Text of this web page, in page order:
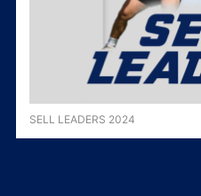
SELL LEADERS 2024